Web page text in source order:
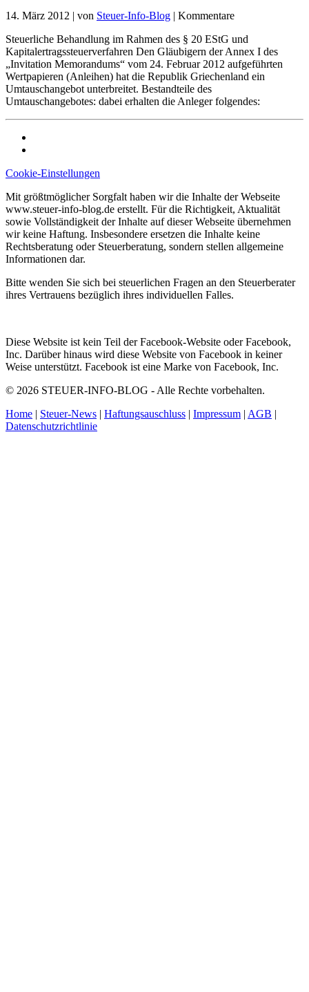
14. März 2012 | von Steuer-Info-Blog | Kommentare
Steuerliche Behandlung im Rahmen des § 20 EStG und
Kapitalertragssteuerverfahren Den Gläubigern der Annex I des
„Invitation Memorandums“ vom 24. Februar 2012 aufgeführten
Wertpapieren (Anleihen) hat die Republik Griechenland ein
Umtauschangebot unterbreitet. Bestandteile des
Umtauschangebotes: dabei erhalten die Anleger folgendes:
Cookie-Einstellungen
Mit größtmöglicher Sorgfalt haben wir die Inhalte der Webseite
www.steuer-info-blog.de erstellt. Für die Richtigkeit, Aktualität
sowie Vollständigkeit der Inhalte auf dieser Webseite übernehmen
wir keine Haftung. Insbesondere ersetzen die Inhalte keine
Rechtsberatung oder Steuerberatung, sondern stellen allgemeine
Informationen dar.
Bitte wenden Sie sich bei steuerlichen Fragen an den Steuerberater
ihres Vertrauens bezüglich ihres individuellen Falles.
Diese Website ist kein Teil der Facebook-Website oder Facebook,
Inc. Darüber hinaus wird diese Website von Facebook in keiner
Weise unterstützt. Facebook ist eine Marke von Facebook, Inc.
© 2026 STEUER-INFO-BLOG - Alle Rechte vorbehalten.
Home | Steuer-News | Haftungsauschluss | Impressum | AGB |
Datenschutzrichtlinie